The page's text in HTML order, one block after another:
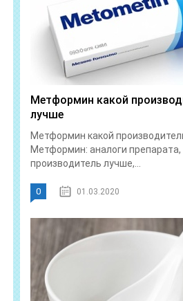
Метформин какой
лучше
Метформин какой
Метформин: аналоги препарата,
производитель лучше,...
0 01.03.2020